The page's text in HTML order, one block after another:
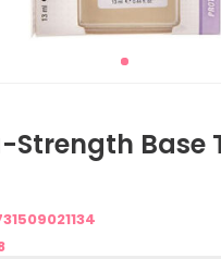
Strength Base